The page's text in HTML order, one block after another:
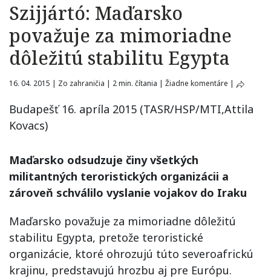
Szijjártó: Maďarsko
považuje za mimoriadne
dôležitú stabilitu Egypta
16. 04. 2015 | Zo zahraničia | 2 min. čítania | Žiadne komentáre |
Budapešť 16. apríla 2015 (TASR/HSP/MTI,Attila
Kovacs)
Maďarsko odsudzuje činy všetkých
militantných teroristických organizácii a
zároveň schválilo vyslanie vojakov do Iraku
Maďarsko považuje za mimoriadne dôležitú
stabilitu Egypta, pretože teroristické
organizácie, ktoré ohrozujú túto severoafrickú
krajinu, predstavujú hrozbu aj pre Európu.